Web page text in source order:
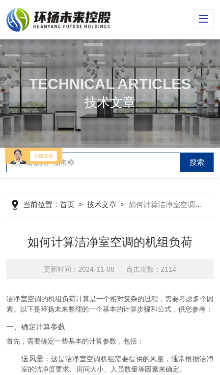
TECHNICAL ARTICLES
技术文章
当前位置：首页 >技术文章 >如何计算洁净室空调的机组负荷
如何计算洁净室空调的机组负荷
更新时间：2024-11-08 点击次数：2114
洁净室空调的机组负荷计算是一个相对复杂的过程，需要考虑多个因
素。以下是环扬未来整理的一个基本的计算步骤和公式，供您参考：
一、确定计算参数
首先，需要确定一些基本的计算参数，包括：
送风量 ：这是洁净室空调机组需要提供的风量，通常根据洁净
室的洁净度要求、房间大小、人员数量等因素来确定。